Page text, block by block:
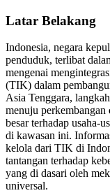
Latar Belakang
Indonesia, negara
penduduk, terlibat
mengenai
(TIK) dalam
Asia Tenggara,
menuju
besar terhadap usaha-
di kawasan ini.
kelola dari TIK di
tantangan terhadap
yang di dasari oleh
universal.